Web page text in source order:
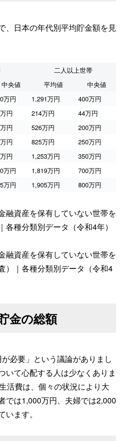
、日本の年代別平均貯金額を見
二人以上世帯
中央値 平均値
中央値
万円 1,291万円
400万円
円 214万円
44万円
円 526万円
200万円
円 825万円
250万円
円 1,253万円
350万円
万円 1,819万円
700万円
万円 1,905万円 800万円
融資産を保有していない世帯を
種分類別データ（令和4年）
融資産を保有していない世帯を
）｜各種分類別データ（令和4
金の総額
必要」という議論がありまし
いて心配する人は少なくありま
活費は、個々の状況により大
では1,000万円、夫婦では2,000
ます。